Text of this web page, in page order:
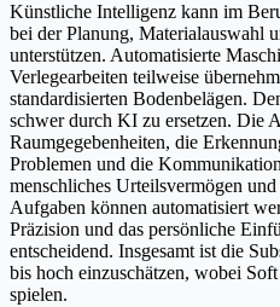
Künstliche Intelligenz kann im
bei der Planung, Materialauswahl
unterstützen. Automatisierte
Verlegearbeiten teilweise
standardisierten Bodenbelägen.
schwer durch KI zu ersetzen. Die
Raumgegebenheiten, die
Problemen und die
menschliches Urteilsvermögen
Aufgaben können automatisiert
Präzision und das persönliche
entscheidend. Insgesamt ist die
bis hoch einzuschätzen, wobei
spielen.